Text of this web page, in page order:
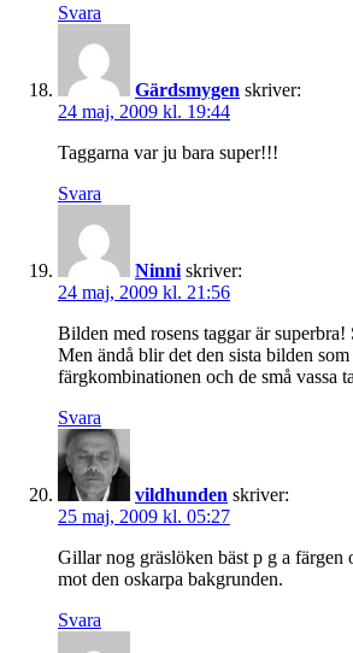
Svara
Gärdsmygen skriver:
24 maj, 2009 kl. 19:44
Taggarna var ju bara super!!!
Svara
Ninni skriver:
24 maj, 2009 kl. 21:56
Bilden med rosens taggar är
Men ändå blir det den sista bilden
färgkombinationen och de små vassa
Svara
vildhunden skriver:
25 maj, 2009 kl. 05:27
Gillar nog gräslöken bäst p g a färgen
mot den oskarpa bakgrunden.
Svara